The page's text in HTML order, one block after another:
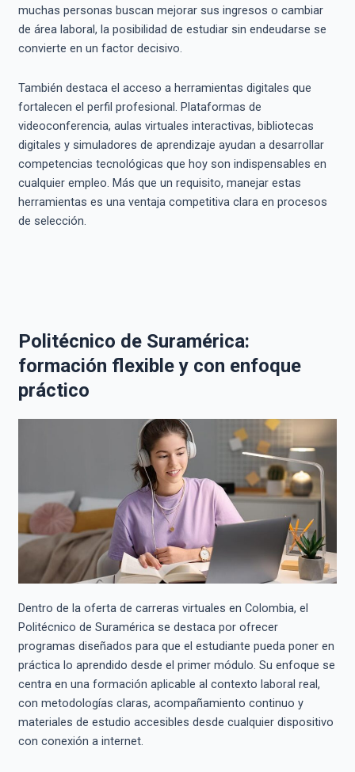
muchas personas buscan mejorar sus ingresos o cambiar
de área laboral, la posibilidad de estudiar sin endeudarse se
convierte en un factor decisivo.
También destaca el acceso a herramientas digitales que
fortalecen el perfil profesional. Plataformas de
videoconferencia, aulas virtuales interactivas, bibliotecas
digitales y simuladores de aprendizaje ayudan a desarrollar
competencias tecnológicas que hoy son indispensables en
cualquier empleo. Más que un requisito, manejar estas
herramientas es una ventaja competitiva clara en procesos
de selección.
Politécnico de Suramérica:
formación flexible y con enfoque
práctico
Dentro de la oferta de carreras virtuales en Colombia, el
Politécnico de Suramérica se destaca por ofrecer
programas diseñados para que el estudiante pueda poner en
práctica lo aprendido desde el primer módulo. Su enfoque se
centra en una formación aplicable al contexto laboral real,
con metodologías claras, acompañamiento continuo y
materiales de estudio accesibles desde cualquier dispositivo
con conexión a internet.